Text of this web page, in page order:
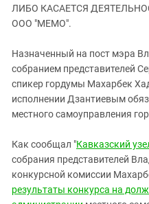
Российская Федерация
Северная Осетия - Алания
СКФО
Южная Осетия
Южный Кавказ
ЮФО
ЛИБО КАСАЕТСЯ
ООО "МЕМО".
Назначенный на пост мэра
собранием представителей
спикер гордумы Махарбек
исполнении Дзантиевым
местного самоуправления
Как сообщал "Кавказский
собрания представителей
конкурсной комиссии
результаты конкурса на